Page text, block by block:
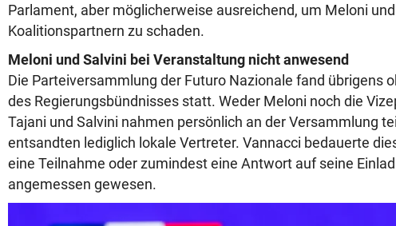
Parlament, aber möglicherweise ausreichend, um Meloni
Koalitionspartnern zu schaden.
Meloni und Salvini bei Veranstaltung nicht anwesend
Die Parteiversammlung der Futuro Nazionale fand übrigens
des Regierungsbündnisses statt. Weder Meloni noch die
Tajani und Salvini nahmen persönlich an der Versammlung
entsandten lediglich lokale Vertreter. Vannacci bedauerte
eine Teilnahme oder zumindest eine Antwort auf seine
angemessen gewesen.